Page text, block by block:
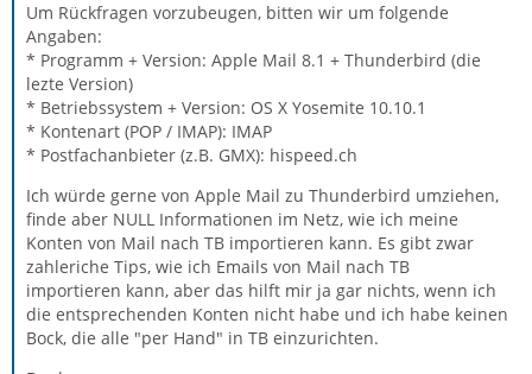
Um Rückfragen vorzubeugen, bitten wir um folgende
Angaben:
* Programm + Version: Apple Mail 8.1 + Thunderbird (die
lezte Version)
* Betriebssystem + Version: OS X Yosemite 10.10.1
* Kontenart (POP / IMAP): IMAP
* Postfachanbieter (z.B. GMX): hispeed.ch
Ich würde gerne von Apple Mail zu Thunderbird umziehen,
finde aber NULL Informationen im Netz, wie ich meine
Konten von Mail nach TB importieren kann. Es gibt zwar
zahleriche Tips, wie ich Emails von Mail nach TB
importieren kann, aber das hilft mir ja gar nichts, wenn ich
die entsprechenden Konten nicht habe und ich habe keinen
Bock, die alle "per Hand" in TB einzurichten.